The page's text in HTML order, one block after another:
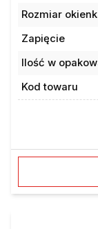
Rozmiar
Zapięcie
Ilość w
Kod towaru